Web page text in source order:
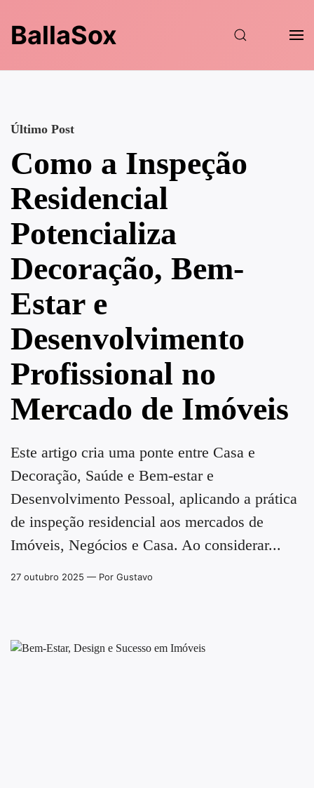
BallaSox
Último Post
Como a Inspeção
Residencial
Potencializa
Decoração, Bem-
Estar e
Desenvolvimento
Profissional no
Mercado de Imóveis
Este artigo cria uma ponte entre Casa e
Decoração, Saúde e Bem-estar e
Desenvolvimento Pessoal, aplicando a prática
de inspeção residencial aos mercados de
Imóveis, Negócios e Casa. Ao considerar...
27 outubro 2025 — Por Gustavo